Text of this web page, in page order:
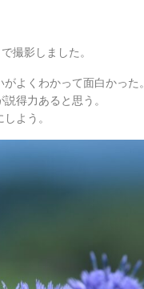
影しました。
よくわかって面白かった。
得力あると思う。
よう。